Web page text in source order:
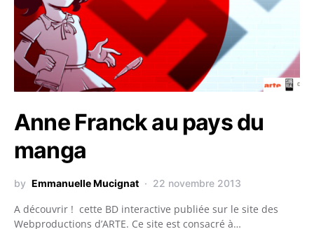
Anne Franck au pays du
manga
by Emmanuelle Mucignat 22 novembre 2013
A découvrir ! cette BD interactive publiée sur le site des
Webproductions d’ARTE. Ce site est consacré à…